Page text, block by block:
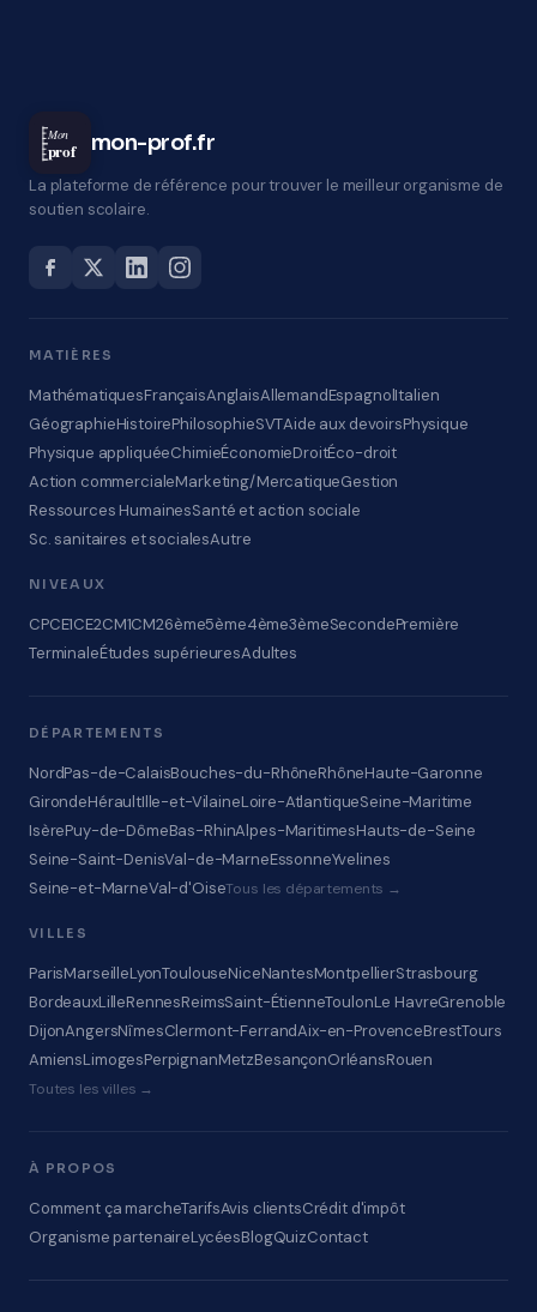
Mon
prof mon-prof.fr
La plateforme de référence pour trouver le meilleur organisme de
soutien scolaire.
MATIÈRES
MathématiquesFrançaisAnglaisAllemandEspagnolItalien
GéographieHistoirePhilosophieSVTAide aux devoirsPhysique
Physique appliquéeChimieÉconomieDroitÉco-droit
Action commercialeMarketing/MercatiqueGestion
Ressources HumainesSanté et action sociale
Sc. sanitaires et socialesAutre
NIVEAUX
CPCE1CE2CM1CM26ème5ème4ème3èmeSecondePremière
TerminaleÉtudes supérieuresAdultes
DÉPARTEMENTS
NordPas-de-CalaisBouches-du-RhôneRhôneHaute-Garonne
GirondeHéraultIlle-et-VilaineLoire-AtlantiqueSeine-Maritime
IsèrePuy-de-DômeBas-RhinAlpes-MaritimesHauts-de-Seine
Seine-Saint-DenisVal-de-MarneEssonneYvelines
Seine-et-MarneVal-d'OiseTous les départements →
VILLES
ParisMarseilleLyonToulouseNiceNantesMontpellierStrasbourg
BordeauxLilleRennesReimsSaint-ÉtienneToulonLe HavreGrenoble
DijonAngersNîmesClermont-FerrandAix-en-ProvenceBrestTours
AmiensLimogesPerpignanMetzBesançonOrléansRouen
Toutes les villes →
À PROPOS
Comment ça marcheTarifsAvis clientsCrédit d'impôt
Organisme partenaireLycéesBlogQuizContact